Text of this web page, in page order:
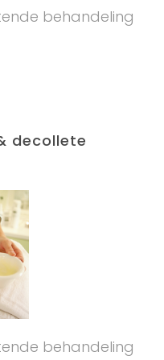
behandeling
decollete
behandeling